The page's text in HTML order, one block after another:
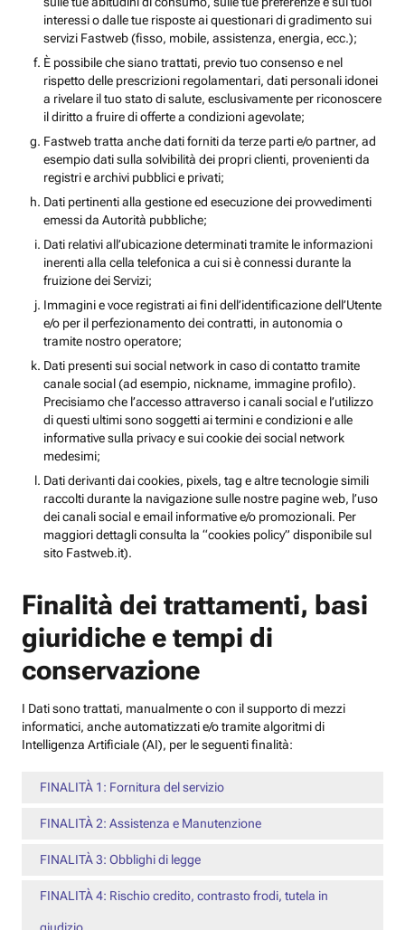
interessi o dalle tue risposte ai questionari di gradimento sui
servizi Fastweb (fisso, mobile, assistenza, energia, ecc.);
È possibile che siano trattati, previo tuo consenso e nel
rispetto delle prescrizioni regolamentari, dati personali idonei
a rivelare il tuo stato di salute, esclusivamente per riconoscere
il diritto a fruire di offerte a condizioni agevolate;
Fastweb tratta anche dati forniti da terze parti e/o partner, ad
esempio dati sulla solvibilità dei propri clienti, provenienti da
registri e archivi pubblici e privati;
Dati pertinenti alla gestione ed esecuzione dei provvedimenti
emessi da Autorità pubbliche;
Dati relativi all’ubicazione determinati tramite le informazioni
inerenti alla cella telefonica a cui si è connessi durante la
fruizione dei Servizi;
Immagini e voce registrati ai fini dell’identificazione dell’Utente
e/o per il perfezionamento dei contratti, in autonomia o
tramite nostro operatore;
Dati presenti sui social network in caso di contatto tramite
canale social (ad esempio, nickname, immagine profilo).
Precisiamo che l’accesso attraverso i canali social e l’utilizzo
di questi ultimi sono soggetti ai termini e condizioni e alle
informative sulla privacy e sui cookie dei social network
medesimi;
Dati derivanti dai cookies, pixels, tag e altre tecnologie simili
raccolti durante la navigazione sulle nostre pagine web, l’uso
dei canali social e email informative e/o promozionali. Per
maggiori dettagli consulta la “cookies policy” disponibile sul
sito Fastweb.it).
Finalità dei trattamenti, basi
giuridiche e tempi di
conservazione
I Dati sono trattati, manualmente o con il supporto di mezzi
informatici, anche automatizzati e/o tramite algoritmi di
Intelligenza Artificiale (AI), per le seguenti finalità:
FINALITÀ 1: Fornitura del servizio
FINALITÀ 2: Assistenza e Manutenzione
FINALITÀ 3: Obblighi di legge
FINALITÀ 4: Rischio credito, contrasto frodi, tutela in